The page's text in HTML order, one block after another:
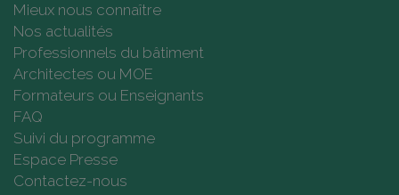
Mieux nous connaître
Nos actualités
Professionnels du bâtiment
Architectes ou MOE
Formateurs ou Enseignants
FAQ
Suivi du programme
Espace Presse
Contactez-nous